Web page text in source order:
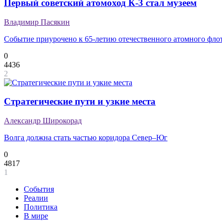
Первый советский атомоход К-3 стал музеем
Владимир Пасякин
Событие приурочено к 65-летию отечественного атомного
0
4436
2
Стратегические пути и узкие места
Александр Широкорад
Волга должна стать частью коридора Север–Юг
0
4817
1
События
Реалии
Политика
В мире